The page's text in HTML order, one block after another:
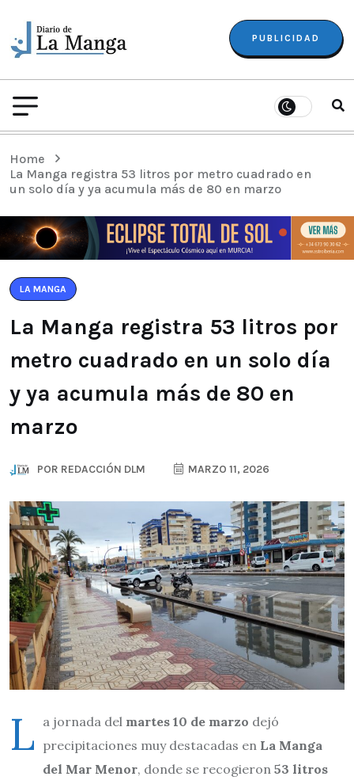
PUBLICIDAD
Home
La Manga registra 53 litros por metro cuadrado en
un solo día y ya acumula más de 80 en marzo
LA MANGA
La Manga registra 53 litros por
metro cuadrado en un solo día
y ya acumula más de 80 en
marzo
POR REDACCIÓN DLM MARZO 11, 2026
L a jornada del martes 10 de marzo dejó
precipitaciones muy destacadas en La Manga
del Mar Menor, donde se recogieron 53 litros